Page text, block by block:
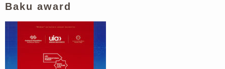
Baku award